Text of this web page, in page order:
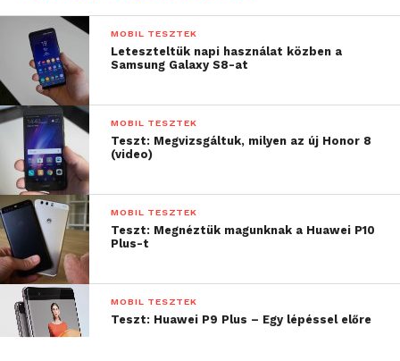
Jobb oldalt látható a régi ZTE Blade, bal oldalon
pedig a keresztségben WayteQ Libra-nak nevezett
“utód”.
Némi magyarázat, miért is a kettős névhasználat (az
előlapon, a hangszóró alatt továbbra is ZTE, a
hátoldalon pedig WayteQ logo), hogy a ZTE ugyanazt
a készüléket szolgáltatói függőséggel ZTE néven,
függetlenül azonban WayteQ néven árulja. Hogy ez
mért jó neki, az nem derül ki, de tulajdonképpen
nem is számít.
MOBIL TESZTEK
Leteszteltük napi használat közben a
Samsung Galaxy S8-at
MOBIL TESZTEK
Teszt: Megvizsgáltuk, milyen az új Honor 8
(video)
MOBIL TESZTEK
Teszt: Megnéztük magunknak a Huawei P10
Plus-t
MOBIL TESZTEK
Teszt: Huawei P9 Plus – Egy lépéssel előre